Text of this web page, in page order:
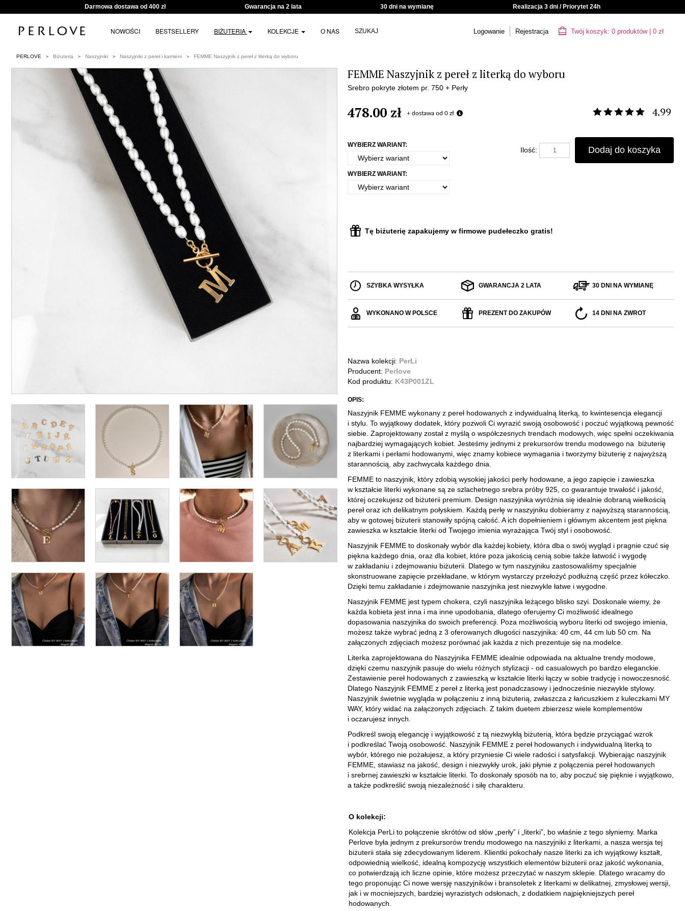
Darmowa dostawa od 400 zł Gwarancja na 2 lata 30 dni na wymianę Realizacja 3 dni / Priorytet 24h
NOWOŚCI BESTSELLERY BIŻUTERIA KOLEKCJE O NAS SZUKAJ Logowanie Rejestracja Twój koszyk: 0 produktów| 0 zł
PERLOVE Biżuteria Naszyjniki Naszyjniki z pereł i kamieni FEMME Naszyjnik z pereł z literką do wyboru
FEMME Naszyjnik z pereł z literką do wyboru
Srebro pokryte złotem pr. 750 + Perły
478.00 zł + dostawa od 0 zł 4.99
WYBIERZ WARIANT:
WYBIERZ WARIANT:
Ilość: Dodaj do koszyka
Tę biżuterię zapakujemy w firmowe pudełeczko gratis!
SZYBKA WYSYŁKA GWARANCJA 2 LATA 30 DNI NA WYMIANĘ
WYKONANO W POLSCE PREZENT DO ZAKUPÓW 14 DNI NA ZWROT
Nazwa kolekcji: PerLi
Producent: Perlove
Kod produktu: K43P001ZL
OPIS:
Naszyjnik FEMME wykonany z pereł hodowanych z indywidualną literką, to kwintesencja elegancji
i stylu. To wyjątkowy dodatek, który pozwoli Ci wyrazić swoją osobowość i poczuć wyjątkową pewność
siebie. Zaprojektowany został z myślą o współczesnych trendach modowych, więc spełni oczekiwania
najbardziej wymagających kobiet. Jesteśmy jednymi z prekursorów trendu modowego na biżuterię
z literkami i perłami hodowanymi, więc znamy kobiece wymagania i tworzymy biżuterię z najwyższą
starannością, aby zachwycała każdego dnia.
FEMME to naszyjnik, który zdobią wysokiej jakości perły hodowane, a jego zapięcie i zawieszka
w kształcie literki wykonane są ze szlachetnego srebra próby 925, co gwarantuje trwałość i jakość,
której oczekujesz od biżuterii premium. Design naszyjnika wyróżnia się idealnie dobraną wielkością
pereł oraz ich delikatnym połyskiem. Każdą perłę w naszyjniku dobieramy z najwyższą starannością,
aby w gotowej biżuterii stanowiły spójną całość. A ich dopełnieniem i głównym akcentem jest piękna
zawieszka w kształcie literki od Twojego imienia wyrażająca Twój styl i osobowość.
Naszyjnik FEMME to doskonały wybór dla każdej kobiety, która dba o swój wygląd i pragnie czuć się
piękna każdego dnia, oraz dla kobiet, które poza jakością cenią sobie także łatwość i wygodę
w zakładaniu i zdejmowaniu biżuterii. Dlatego w tym naszyjniku zastosowaliśmy specjalnie
skonstruowane zapięcie przekładane, w którym wystarczy przełożyć podłużną część przez kółeczko.
Dzięki temu zakładanie i zdejmowanie naszyjnika jest niezwykle łatwe i wygodne.
Naszyjnik FEMME jest typem chokera, czyli naszyjnika leżącego blisko szyi. Doskonale wiemy, że
każda kobieta jest inna i ma inne upodobania, dlatego oferujemy Ci możliwość idealnego
dopasowania naszyjnika do swoich preferencji. Poza możliwością wyboru literki od swojego imienia,
możesz także wybrać jedną z 3 oferowanych długości naszyjnika: 40 cm, 44 cm lub 50 cm. Na
załączonych zdjęciach możesz porównać jak każda z nich prezentuje się na modelce.
Literka zaprojektowana do Naszyjnika FEMME idealnie odpowiada na aktualne trendy modowe,
dzięki czemu naszyjnik pasuje do wielu różnych stylizacji - od casualowych po bardzo eleganckie.
Zestawienie pereł hodowanych z zawieszką w kształcie literki łączy w sobie tradycję i nowoczesność.
Dlatego Naszyjnik FEMME z pereł z literką jest ponadczasowy i jednocześnie niezwykle stylowy.
Naszyjnik świetnie wygląda w połączeniu z inną biżuterią, zwłaszcza z łańcuszkiem z kuleczkami MY
WAY, który widać na załączonych zdjęciach. Z takim duetem zbierzesz wiele komplementów
i oczarujesz innych.
Podkreśl swoją elegancję i wyjątkowość z tą niezwykłą biżuterią, która będzie przyciągać wzrok
i podkreślać Twoją osobowość. Naszyjnik FEMME z pereł hodowanych i indywidualną literką to
wybór, którego nie pożałujesz, a który przyniesie Ci wiele radości i satysfakcji. Wybierając naszyjnik
FEMME, stawiasz na jakość, design i niezwykły urok, jaki płynie z połączenia pereł hodowanych
i srebrnej zawieszki w kształcie literki. To doskonały sposób na to, aby poczuć się pięknie i wyjątkowo,
a także podkreślić swoją niezależność i siłę charakteru.
O kolekcji:
Kolekcja PerLi to połączenie skrótów od słów „perły” i „literki”, bo właśnie z tego słyniemy. Marka
Perlove była jednym z prekursorów trendu modowego na naszyjniki z literkami, a nasza wersja tej
biżuterii stała się zdecydowanym liderem. Klientki pokochały nasze literki za ich wyjątkowy kształt,
odpowiednią wielkość, idealną kompozycję wszystkich elementów biżuterii oraz jakość wykonania,
co potwierdzają ich liczne opinie, które możesz przeczytać w naszym sklepie. Dlatego wracamy do
tego proponując Ci nowe wersję naszyjników i bransoletek z literkami w delikatnej, zmysłowej wersji,
jak i w mocniejszych, bardziej wyrazistych odsłonach, z dodatkiem najpiękniejszych pereł
hodowanych.